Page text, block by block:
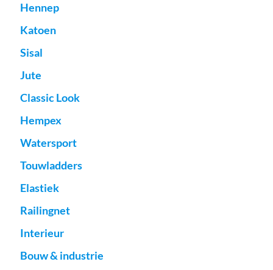
Hennep
Katoen
Sisal
Jute
Classic Look
Hempex
Watersport
Touwladders
Elastiek
Railingnet
Interieur
Bouw & industrie